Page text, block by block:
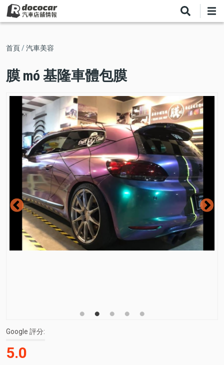
移
至
內導
航
連
結
首頁 汽車美容
膜 mó 基隆車體包膜
Google 評分
5.0